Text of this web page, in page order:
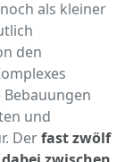
als kleiner
den
und
Derfast zwölf